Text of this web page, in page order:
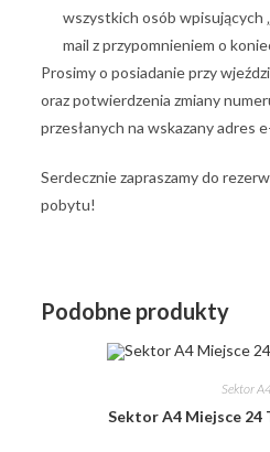
wszystkich osób wpisujących
mail z przypomnieniem o
Prosimy o posiadanie przy
oraz potwierdzenia zmiany
przesłanych na wskazany adres
Serdecznie zapraszamy do
pobytu!
Podobne produkty
Sektor
Sektor A4 Miejsce 24